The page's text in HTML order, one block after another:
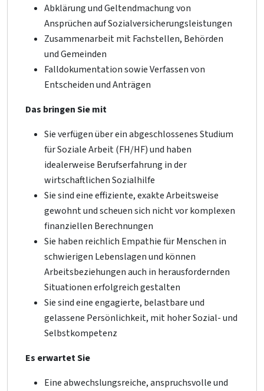
Abklärung und Geltendmachung von
Ansprüchen auf Sozialversicherungsleistungen
Zusammenarbeit mit Fachstellen, Behörden
und Gemeinden
Falldokumentation sowie Verfassen von
Entscheiden und Anträgen
Das bringen Sie mit
Sie verfügen über ein abgeschlossenes Studium
für Soziale Arbeit (FH/HF) und haben
idealerweise Berufserfahrung in der
wirtschaftlichen Sozialhilfe
Sie sind eine effiziente, exakte Arbeitsweise
gewohnt und scheuen sich nicht vor komplexen
finanziellen Berechnungen
Sie haben reichlich Empathie für Menschen in
schwierigen Lebenslagen und können
Arbeitsbeziehungen auch in herausfordernden
Situationen erfolgreich gestalten
Sie sind eine engagierte, belastbare und
gelassene Persönlichkeit, mit hoher Sozial- und
Selbstkompetenz
Es erwartet Sie
Eine abwechslungsreiche, anspruchsvolle und